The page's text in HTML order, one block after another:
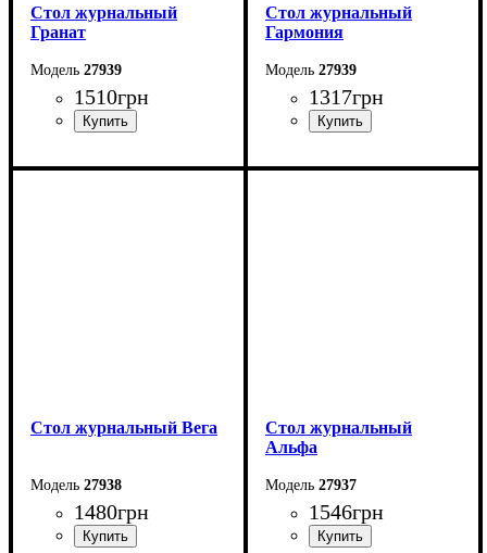
Стол журнальный
Гранат
27939
1510грн
Ширина: 100 см
Стол журнальный
Гармония
27939
1317грн
Ширина: 92 см
Стол журнальный Вега
27938
1480грн
Стол журнальный
Альфа
27937
1546грн